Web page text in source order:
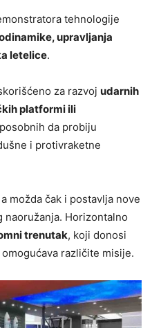
tehnologije
upravljanja
letelice.
za razvoj udarnih
platformi ili
da probiju
i protivraketne
možda čak i postavlja nove
Horizontalno
trenutak, koji donosi
različite misije.